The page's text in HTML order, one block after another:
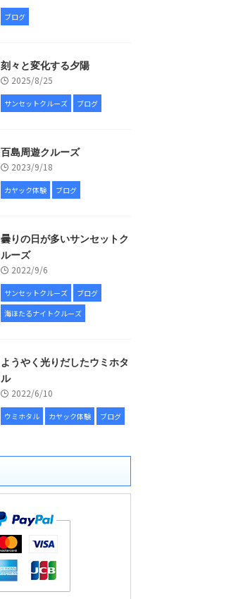
ブログ
刻々と変化する夕陽
2025/8/25
サンセットクルーズ ブログ
百島周遊クルーズ
2023/9/18
カヤック体験 ブログ
曇りの日が多いサンセットク
ルーズ
2022/9/6
サンセットクルーズ
ブログ
海ほたるナイトクルーズ
ようやく光りだしたウミホタ
ル
2022/6/10
ウミホタル カヤック体験 ブログ